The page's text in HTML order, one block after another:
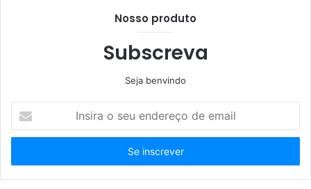
Nosso produto
Subscreva
Seja benvindo
seu
de
email